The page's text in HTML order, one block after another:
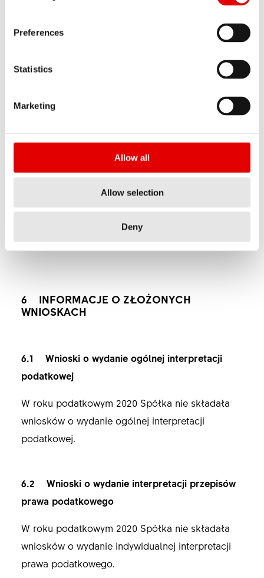
Preferences
Statistics
Marketing
Allow all
Allow selection
Deny
wniesienia wkładu do spółki w postaci
przedsiębiorstwa spółki lub zorganizowanej
części przedsiębiorstwa spółki (w tym w
wymiany udziałów i
6 INFORMACJE O ZŁOŻONYCH
WNIOSKACH
6.1 Wnioski o wydanie ogólnej interpretacji
podatkowej
W roku podatkowym 2020 Spółka nie składała
wniosków o wydanie ogólnej interpretacji
podatkowej.
6.2 Wnioski o wydanie interpretacji przepisów
prawa podatkowego
W roku podatkowym 2020 Spółka nie składała
wniosków o wydanie indywidualnej interpretacji
prawa podatkowego.